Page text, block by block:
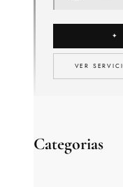
✦
VER
Categorias